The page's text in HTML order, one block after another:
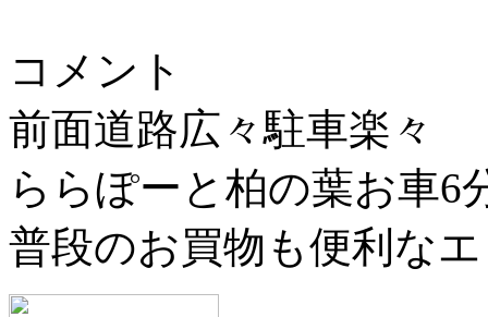
コメント
前面道路広々駐車楽々
ららぽーと柏の葉お車6
普段のお買物も便利な